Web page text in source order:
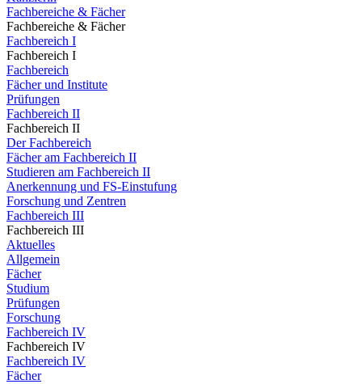
Fachbereiche & Fächer
Fachbereiche & Fächer
Fachbereich I
Fachbereich I
Fachbereich
Fächer und Institute
Prüfungen
Fachbereich II
Fachbereich II
Der Fachbereich
Fächer am Fachbereich II
Studieren am Fachbereich II
Anerkennung und FS-Einstufung
Forschung und Zentren
Fachbereich III
Fachbereich III
Aktuelles
Allgemein
Fächer
Studium
Prüfungen
Forschung
Fachbereich IV
Fachbereich IV
Fachbereich IV
Fächer